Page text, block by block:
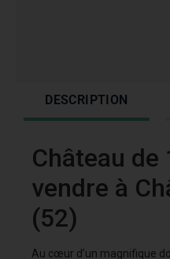
DESCRIPTION
Château de
vendre à
(52)
Au cœur d’un magnifique